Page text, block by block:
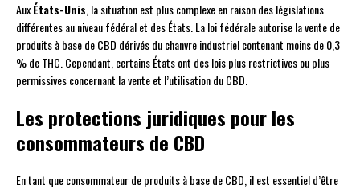
AuxÉtats-Unis , la situation est plus complexe en raison des législations
différentes au niveau fédéral et des États. La loi fédérale autorise la vente de
produits à base de CBD dérivés du chanvre industriel contenant moins de 0,3
% de THC. Cependant, certains États ont des lois plus restrictives ou plus
permissives concernant la vente et l’utilisation du CBD.
Les protections juridiques pour les
consommateurs de CBD
En tant que consommateur de produits à base de CBD, il est essentiel d’être